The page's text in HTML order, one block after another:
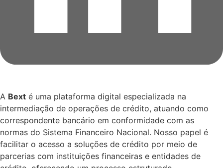
A Bext é uma plataforma digital especializada na
intermediação de operações de crédito, atuando como
correspondente bancário em conformidade com as
normas do Sistema Financeiro Nacional. Nosso papel é
facilitar o acesso a soluções de crédito por meio de
parcerias com instituições financeiras e entidades de